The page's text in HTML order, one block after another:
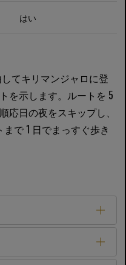
はい
てキリマンジャロに登
を示します。ルートを 5
応日の夜をスキップし、
で 1 日でまっすぐ歩き